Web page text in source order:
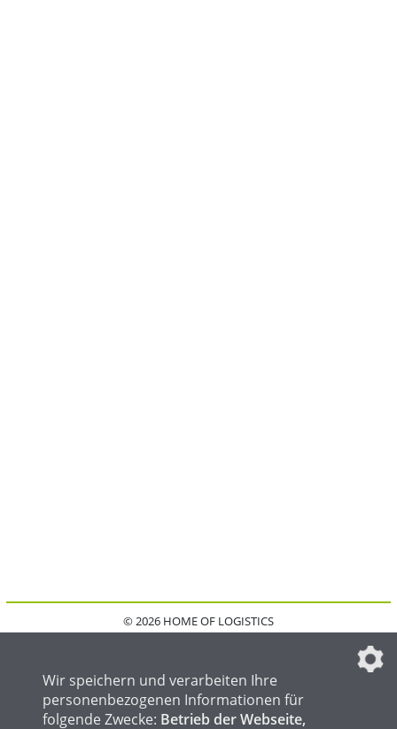
© 2026 HOME OF LOGISTICS
IMPRESSUM
FAQ
DATENSCHUTZEINSTELLUNGEN
Wir speichern und verarbeiten Ihre
personenbezogenen Informationen für
folgende Zwecke: Betrieb der Webseite,